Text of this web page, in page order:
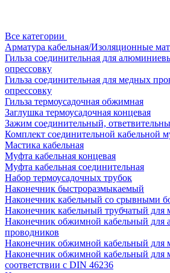
Все категории
Арматура кабельная/Изоляционные
Гильза соединительная для
опрессовку
Гильза соединительная для медных
опрессовку
Гильза термоусадочная обжимная
Заглушка термоусадочная концевая
Зажим соединительный,
Комплект соединительной кабельной
Мастика кабельная
Муфта кабельная концевая
Муфта кабельная соединительная
Набор термоусадочных трубок
Наконечник быстроразмыкаемый
Наконечник кабельный со срывными
Наконечник кабельный трубчатый для
Наконечник обжимной кабельный для
проводников
Наконечник обжимной кабельный для
Наконечник обжимной кабельный для
соответствии с DIN 46236